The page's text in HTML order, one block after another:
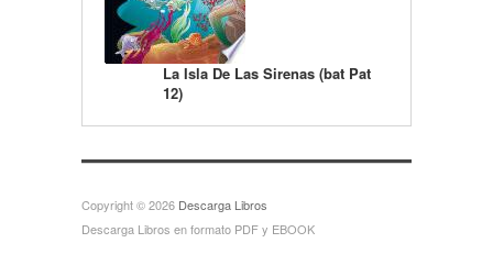
La Isla De Las Sirenas (bat Pat
12)
Copyright © 2026 Descarga Libros
Descarga Libros en formato PDF y EBOOK